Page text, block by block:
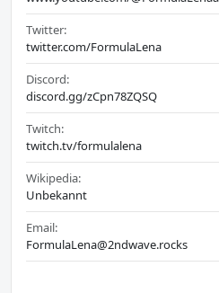
Twitter:
twitter.com/FormulaLena
Discord:
discord.gg/zCpn78ZQSQ
Twitch:
twitch.tv/formulalena
Wikipedia:
Unbekannt
Email:
FormulaLena@2ndwave.rocks